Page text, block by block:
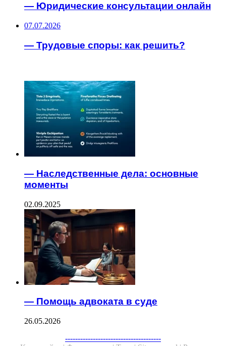
— Юридические консультации онлайн
07.07.2026
— Трудовые споры: как решить?
— Наследственные дела: основные
моменты
02.09.2025
— Помощь адвоката в суде
26.05.2026
--------------------------------------